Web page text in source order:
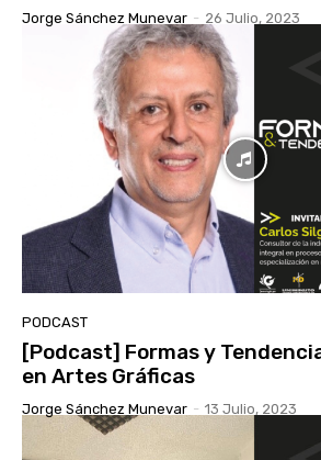
Jorge Sánchez Munevar - 26 Julio, 2023
PODCAST
[Podcast] Formas y
en Artes Gráficas
Jorge Sánchez Munevar - 13 Julio, 2023